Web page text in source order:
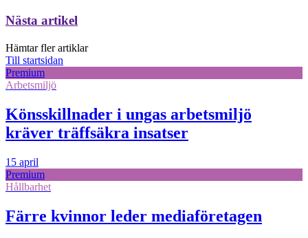
Nästa artikel
Hämtar fler artiklar
Till startsidan
Premium
Arbetsmiljö
Könsskillnader i ungas arbetsmiljö
kräver träffsäkra insatser
15 april
Premium
Hållbarhet
Färre kvinnor leder mediaföretagen